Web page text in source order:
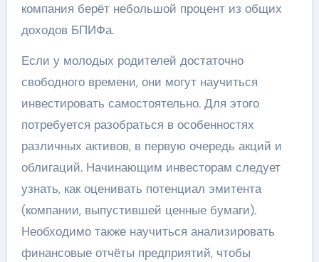
компания берёт небольшой процент из общих
доходов БПИФа.
Если у молодых родителей достаточно
свободного времени, они могут научиться
инвестировать самостоятельно. Для этого
потребуется разобраться в особенностях
различных активов, в первую очередь акций и
облигаций. Начинающим инвесторам следует
узнать, как оценивать потенциал эмитента
(компании, выпустившей ценные бумаги).
Необходимо также научиться анализировать
финансовые отчёты предприятий, чтобы